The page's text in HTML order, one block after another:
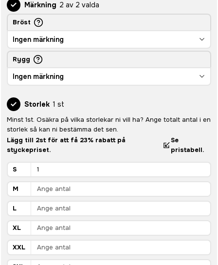
Märkning 2 av 2 valda
Bröst
Ingen märkning
Rygg
Ingen märkning
Storlek 1 st
Minst 1st. Osäkra på vilka storlekar ni vill ha? Ange totalt antal i en
storlek så kan ni bestämma det sen.
Lägg till 2st för att få 23% rabatt på
styckepriset.
Se
pristabell.
S
M
L
XL
XXL